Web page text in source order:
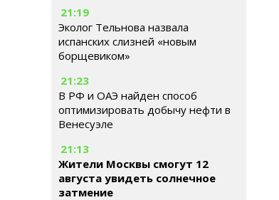
21:19
Эколог Тельнова назвала
испанских слизней «новым
борщевиком»
21:23
В РФ и ОАЭ найден способ
оптимизировать добычу нефти в
Венесуэле
21:13
Жители Москвы смогут 12
августа увидеть солнечное
затмение